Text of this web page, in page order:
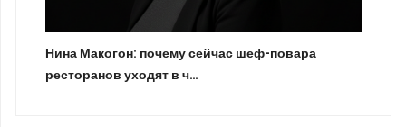
Нина Макогон: почему сейчас шеф-повара
ресторанов уходят в ч…